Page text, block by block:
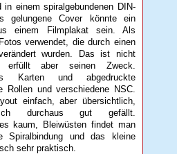
in einem spiralgebundenen DIN-
gelungene Cover könnte ein
einem Filmplakat sein. Als
verwendet, die durch einen
wurden. Das ist nicht
erfüllt aber seinen Zweck.
Karten und abgedruckte
Rollen und verschiedene NSC.
einfach, aber übersichtlich,
durchaus gut gefällt.
kaum, Bleiwüsten findet man
Spiralbindung und das kleine
sehr praktisch.